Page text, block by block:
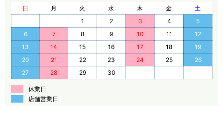
日
月 火 水 木 金
土
1
2 3 4
5
6
7 8 9 10 11
12
13
14 15 16 17 18
19
20
21 22 23 24 25
26
27
28 29 30
休業日
店舗営業日